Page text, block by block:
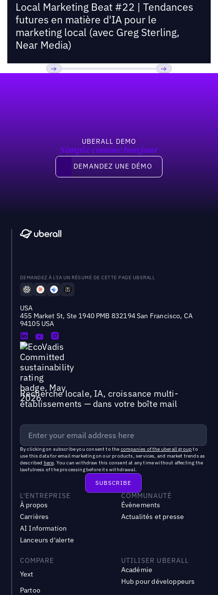
Local Marketing Beat #22 | Tendances
futures en matière d'IA pour le
marketing local (avec Greg Sterling,
Near Media)
UBERALL DEMO
Simple comme bonjour
Demandez une démo
DEMANDEZ UNE DÉMO
DEMANDEZ À L'IA UN RÉSUMÉ DE CETTE PAGE UBERALL
USA
455 Market St, Ste 1940 PMB 832194 San Francisco, CA
94105 USA
Recherche locale, IA, croissance multi-
établissements — dans votre boîte mail
By clicking on subscribe you consent to the companies of the uberall groupto
use this data for email marketing on our products, services, and market trends as
described here. You can withdraw this consent at any time without affecting the
lawfulness of the processing before its withdrawal.
L'ENTREPRISE
À propos
Carrières
AI Information
Lanceurs d'alerte
COMMUNAUTÉ
Évènements
Actualités et presse
COMPARE
Yext
Partoo
UTILISER UBERALL
Académie
Hub pour développeurs